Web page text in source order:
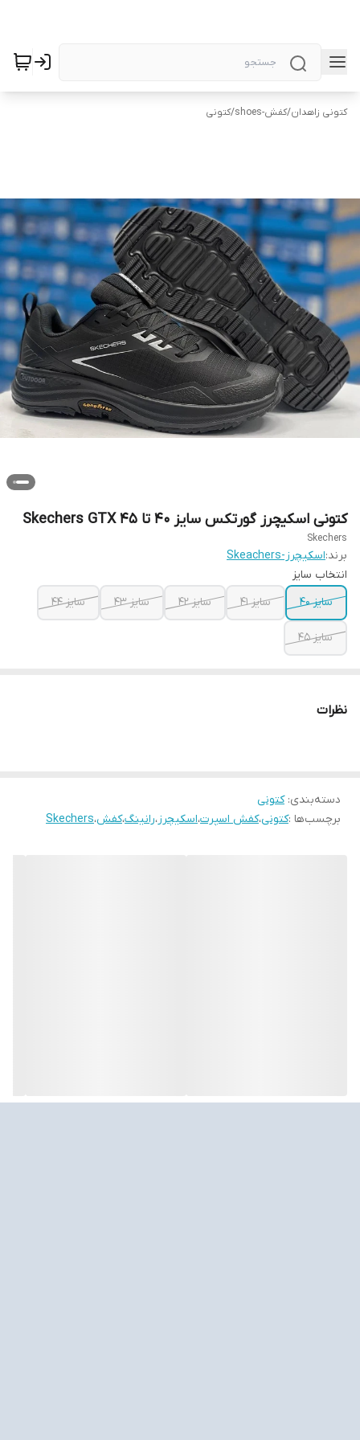
کتونی زاهدان/کفش-shoes /کتونی
کتونی اسکیچرز گورتکس سایز ۴۰ تا ۴۵ Skechers GTX
Skechers
برند:اسکیچرز-Skeachers
انتخاب سایز
سایز ۴۰
سایز ۴۱ سایز ۴۲ سایز ۴۳ سایز ۴۴
سایز ۴۵
نظرات
دسته‌بندی:کتونی
برچسب‌ها :کتونی،کفش اسپرت،اسکیچرز،رانینگ،کفش،Skechers